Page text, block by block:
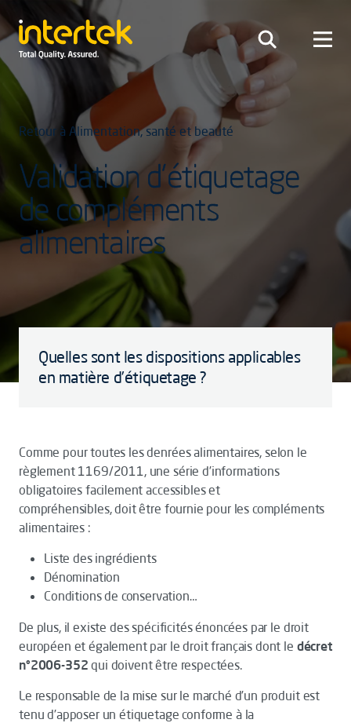
Retour à Alimentation, santé et beauté
Validation d’étiquetage
de compléments
alimentaires
Quelles sont les dispositions applicables
en matière d’étiquetage ?
Comme pour toutes les denrées alimentaires, selon le
règlement 1169/2011, une série d’informations
obligatoires facilement accessibles et
compréhensibles, doit être fournie pour les compléments
alimentaires :
Liste des ingrédients
Dénomination
Conditions de conservation…
De plus, il existe des spécificités énoncées par le droit
européen et également par le droit français dont le décret
n°2006-352 qui doivent être respectées.
Le responsable de la mise sur le marché d’un produit est
tenu d’apposer un étiquetage conforme à la